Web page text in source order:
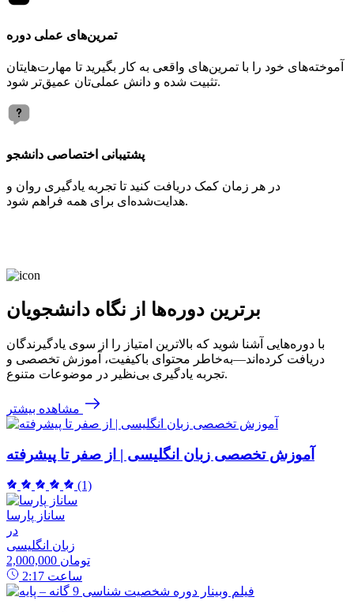
تمرین‌های عملی دوره
آموخته‌های خود را با تمرین‌های واقعی به کار بگیرید تا مهارت‌هایتان
تثبیت شده و دانش عملی‌تان عمیق‌تر شود.
پشتیبانی اختصاصی دانشجو
در هر زمان کمک دریافت کنید تا تجربه یادگیری روان و
هدایت‌شده‌ای برای همه فراهم شود.
برترین دوره‌ها از نگاه دانشجویان
با دوره‌هایی آشنا شوید که بالاترین امتیاز را از سوی یادگیرندگان
دریافت کرده‌اند—به‌خاطر محتوای باکیفیت، آموزش تخصصی و
تجربه یادگیری بی‌نظیر در موضوعات متنوع.
مشاهده بیشتر
آموزش تخصصی زبان انگلیسی | از صفر تا پیشرفته
(1)
ساناز پارسا
در
زبان انگلیسی
2,000,000 تومان
2:17 ساعت